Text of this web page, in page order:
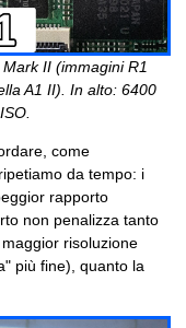
II (immagini R1
A1 II). In alto: 6400
come
da tempo: i
rapporto
non penalizza tanto
risoluzione
più fine), quanto la